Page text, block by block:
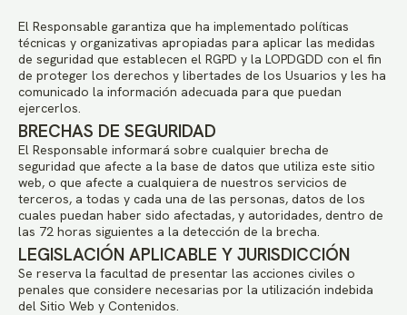
El Responsable garantiza que ha implementado políticas
técnicas y organizativas apropiadas para aplicar las medidas
de seguridad que establecen el RGPD y la LOPDGDD con el fin
de proteger los derechos y libertades de los Usuarios y les ha
comunicado la información adecuada para que puedan
ejercerlos.
BRECHAS DE SEGURIDAD
El Responsable informará sobre cualquier brecha de
seguridad que afecte a la base de datos que utiliza este sitio
web, o que afecte a cualquiera de nuestros servicios de
terceros, a todas y cada una de las personas, datos de los
cuales puedan haber sido afectadas, y autoridades, dentro de
las 72 horas siguientes a la detección de la brecha.
LEGISLACIÓN APLICABLE Y JURISDICCIÓN
Se reserva la facultad de presentar las acciones civiles o
penales que considere necesarias por la utilización indebida
del Sitio Web y Contenidos.